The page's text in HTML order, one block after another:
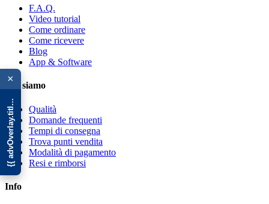
×
{{ advOverlay.title || 'Promo' }}
F.A.Q.
Video tutorial
Come ordinare
Come ricevere
Blog
App & Software
Chi siamo
Qualità
Domande frequenti
Tempi di consegna
Trova punti vendita
Modalità di pagamento
Resi e rimborsi
Info